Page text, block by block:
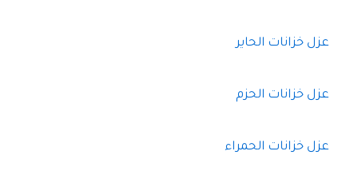
عزل خزانات الحاير
عزل خزانات الحزم
عزل خزانات الحمراء